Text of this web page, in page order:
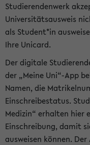
Studierendenwerk
Universitätsausweis
als Student*in
Ihre Unicard.
Der digitale
der „Meine Uni“-App
Namen, die
Einschreibestatus.
Medizin“ erhalten hier
Einschreibung, damit
ausweisen können.